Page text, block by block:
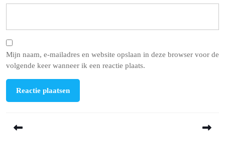
Mijn naam, e-mailadres en website opslaan in deze browser voor de
volgende keer wanneer ik een reactie plaats.